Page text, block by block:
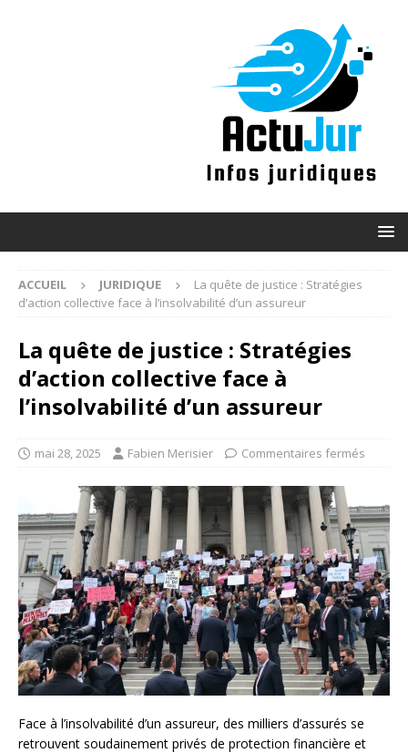
ACCUEIL JURIDIQUE
La quête de justice : Stratégies
d’action collective face à l’insolvabilité d’un assureur
La quête de justice : Stratégies
d’action collective face à
l’insolvabilité d’un assureur
mai 28, 2025 Fabien Merisier Commentaires fermés
Face à l’insolvabilité d’un assureur, des milliers d’assurés se
retrouvent soudainement privés de protection financière et